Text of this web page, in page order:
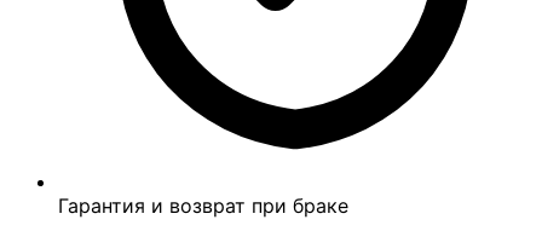
Гарантия и возврат при браке